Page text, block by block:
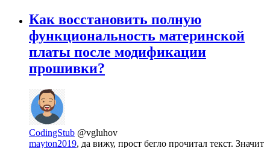
Как восстановить полную
функциональность материнской
платы после модификации
прошивки?
CodingStub @vgluhov
mayton2019, да вижу, прост бегло прочитал текст. Значит